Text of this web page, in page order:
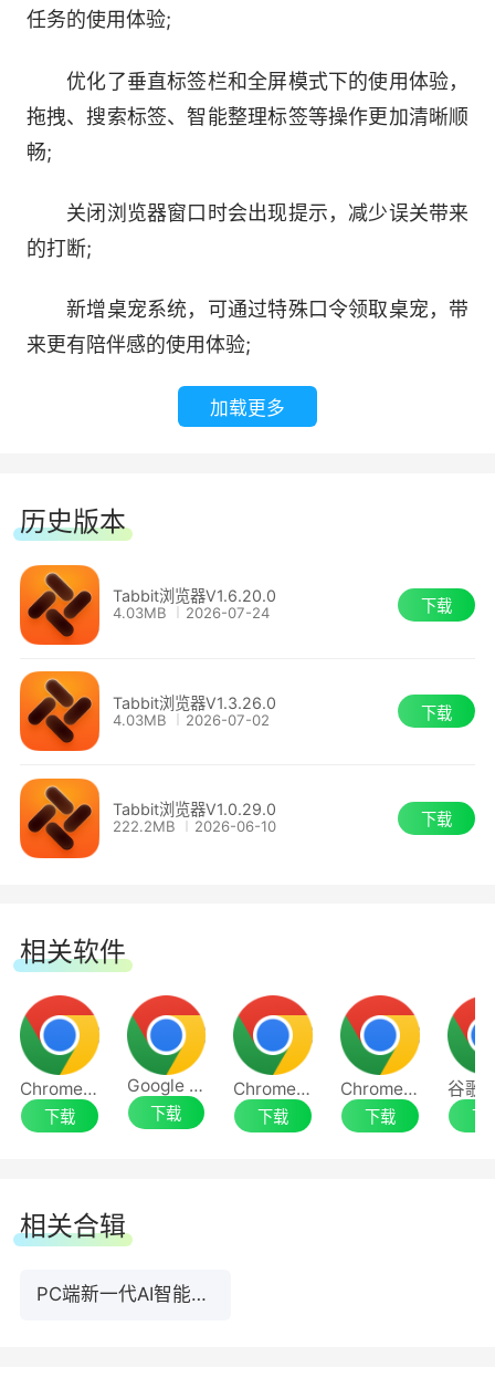
自动化处理重复任务——为你打开页面、填写表单
3、免费使用顶尖模型
DeepSeek V4.0、Kimi K2.6、GLM 5.2、
Doubao-Seed-2.0、Qwen3.5-Plus、LongCat
4、任务，自主执行，摆脱繁琐操作，Tabbit 自动
接管执行
●智能客服：理解规范 + 一键回复
只需一键操作，自主理解运营规范，抽取每条商品
询问的意图与关键信息点，生成统一口径的答复并
●运营达人：多端适配 + 自动发布
读取稿件内容，在各平台创作页中自动填写标题与
任务的使用体验;
优化了垂直标签栏和全屏模式下的使用体验，
拖拽、搜索标签、智能整理标签等操作更加清晰顺
畅;
关闭浏览器窗口时会出现提示，减少误关带来
的打断;
新增桌宠系统，可通过特殊口令领取桌宠，带
来更有陪伴感的使用体验;
加载更多
历史版本
Tabbit浏览器V1.6.20.0
4.03MB 2026-07-24 下载
Tabbit浏览器V1.3.26.0
4.03MB 2026-07-02 下载
Tabbit浏览器V1.0.29.0
222.2MB 2026-06-10 下载
相关软件
Chrome 64位
下载
Google Chrome
下载
Chrome浏览器最新版
下载
Chrome浏览器
下载 下
相关合辑
PC端新一代AI智能浏览器推荐